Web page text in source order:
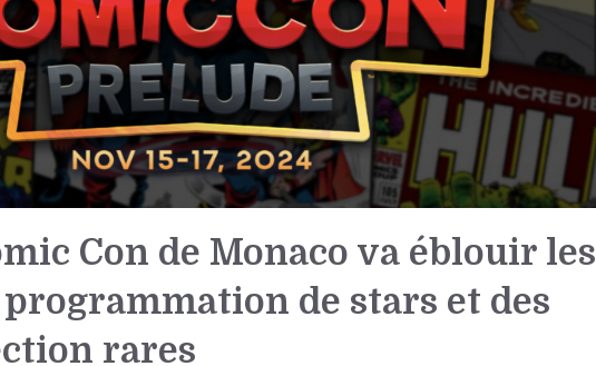
Con de Monaco va éblouir les
de stars et des
rares